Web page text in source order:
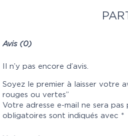
Avis (0)
Il n’y pas encore d’avis.
Soyez le premier à laisser votre
rouges ou vertes”
Votre adresse e-mail ne sera pas
obligatoires sont indiqués avec *